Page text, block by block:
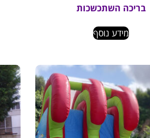
בריכה השתכשכות
מידע נוסף